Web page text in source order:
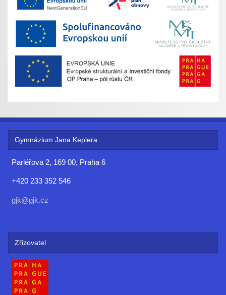
Gymnázium Jana Keplera
Parléřova 2, 169 00, Praha 6
+420 233 352 546
gjk@gjk.cz
Zřizovatel